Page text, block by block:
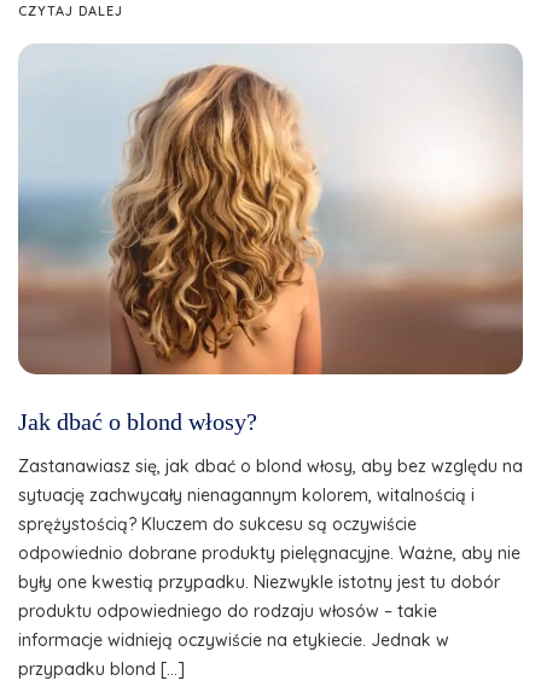
CZYTAJ DALEJ
Jak dbać o blond włosy?
Zastanawiasz się, jak dbać o blond włosy, aby bez względu na
sytuację zachwycały nienagannym kolorem, witalnością i
sprężystością? Kluczem do sukcesu są oczywiście
odpowiednio dobrane produkty pielęgnacyjne. Ważne, aby nie
były one kwestią przypadku. Niezwykle istotny jest tu dobór
produktu odpowiedniego do rodzaju włosów – takie
informacje widnieją oczywiście na etykiecie. Jednak w
przypadku blond […]